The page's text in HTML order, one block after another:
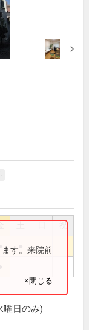
祝
す。来院前
×閉じる
曜日のみ)